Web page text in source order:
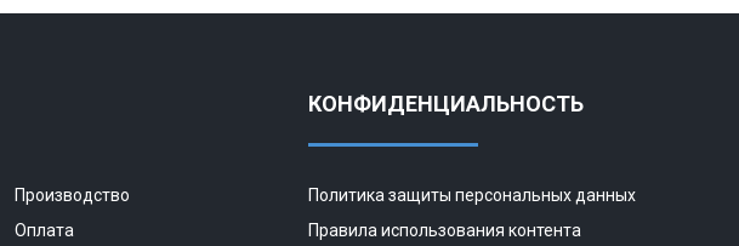
Производство
Оплата
КОНФИДЕНЦИАЛЬНОСТЬ
Политика защиты персональных данных
Правила использования контента